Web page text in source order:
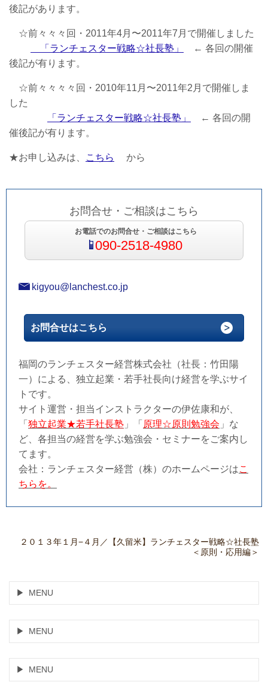
後記があります。
☆前々々々回・2011年4月〜2011年7月で開催しました
「ランチェスター戦略☆社長塾」
← 各回の開催
後記が有ります。
☆前々々々々回・2010年11月〜2011年2月で開催しま
した
「ランチェスター戦略☆社長塾」
← 各回の開
催後記が有ります。
★お申し込みは、 こちら から
お問合せ・ご相談はこちら
お電話でのお問合せ・ご相談はこちら
090-2518-4980
kigyou@lanchest.co.jp
お問合せはこちら
福岡のランチェスター経営株式会社（社長：竹田陽
一）による、独立起業・若手社長向け経営を学ぶサイ
トです。
サイト運営・担当インストラクターの伊佐康和が、
「 独立起業★若手社長塾 」「 原理☆原則勉強会 」な
ど、各担当の経営を学ぶ勉強会・セミナーをご案内し
てます。
会社：ランチェスター経営（株）のホームページはこ
ちらを。
２０１３年１月−４月／【久留米】ランチェスター戦略☆社長塾
＜原則・応用編＞
MENU
MENU
MENU